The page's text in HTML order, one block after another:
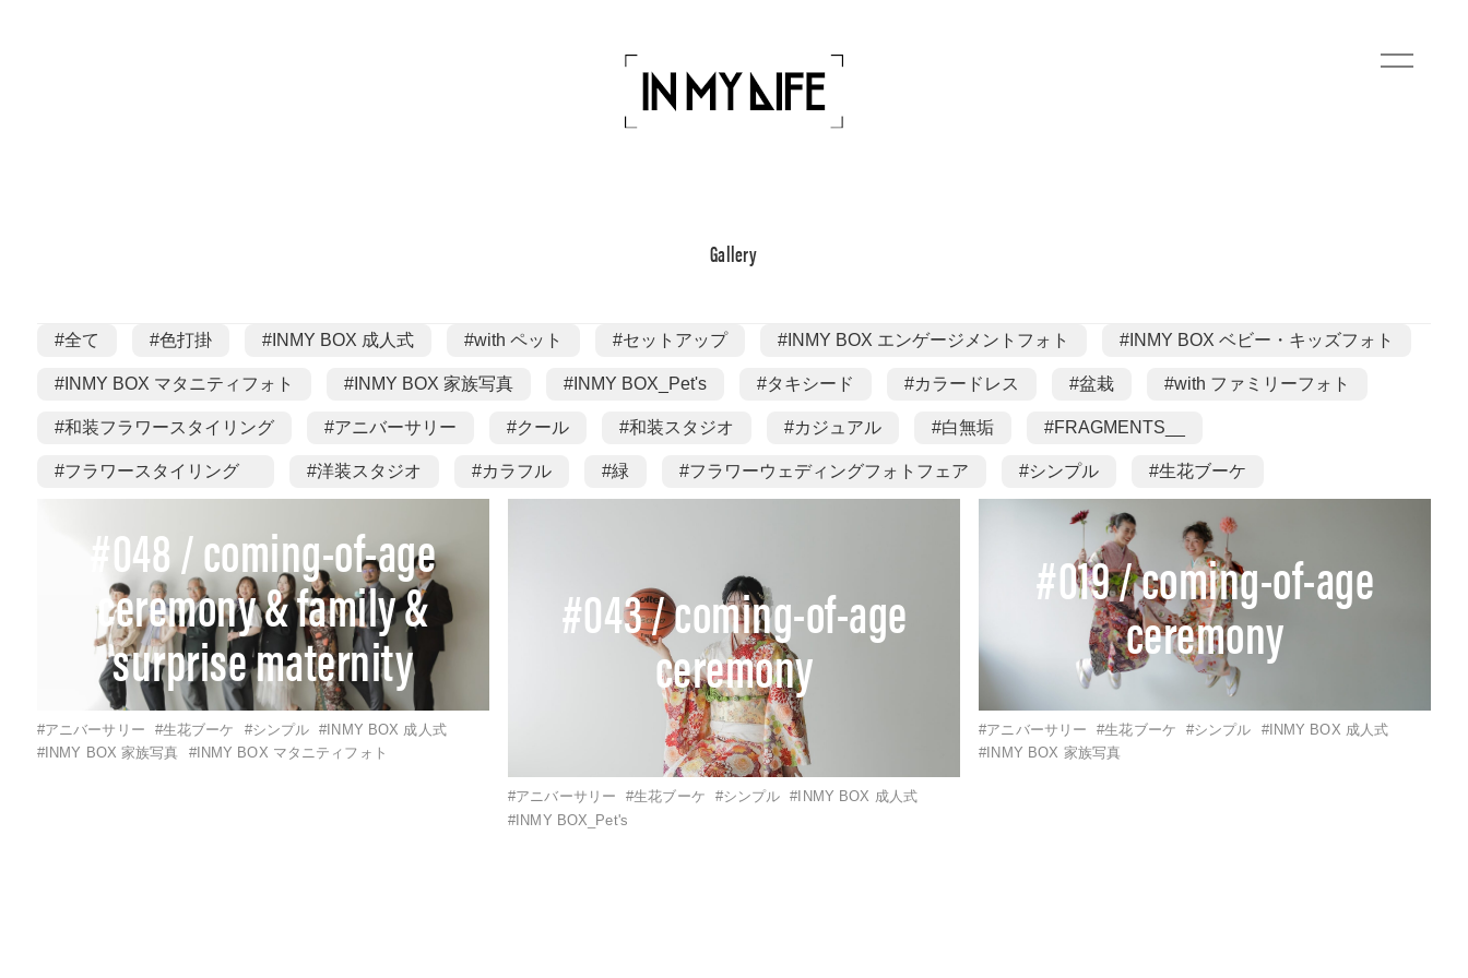
Gallery
#全て #色打掛 #INMY BOX 成人式 #with ペット #セットアップ #INMY BOX エンゲージメントフォト #INMY BOX ベビー・キッズフォト
#INMY BOX マタニティフォト #INMY BOX 家族写真 #INMY BOX_Pet's #タキシード #カラードレス #盆栽 #with ファミリーフォト
#和装フラワースタイリング #アニバーサリー #クール #和装スタジオ #カジュアル #白無垢 #FRAGMENTS__
#フラワースタイリング #洋装スタジオ #カラフル #緑 #フラワーウェディングフォトフェア #シンプル #生花ブーケ
#048 / coming-of-age
ceremony & family &
surprise maternity
#アニバーサリー #生花ブーケ #シンプル
#INMY BOX 成人式
#INMY BOX 家族写真
#INMY BOX マタニティフォト
#043 / coming-of-age
ceremony
#アニバーサリー #生花ブーケ #シンプル
#INMY BOX 成人式
#INMY BOX_Pet's
#019 / coming-of-age
ceremony
#アニバーサリー #生花ブーケ #シンプル
#INMY BOX 成人式
#INMY BOX 家族写真